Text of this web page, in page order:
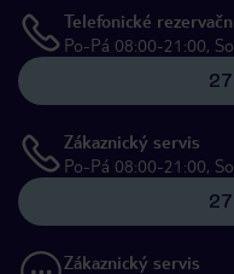
Telefonické
Po-Pá 08:00-21:00,
Zákaznický servis
Po-Pá 08:00-21:00,
Zákaznický servis